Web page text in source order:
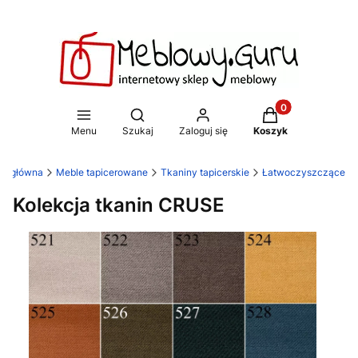
Menu
Otwórz wyszukiwarkę
Szukaj Zaloguj się
Produkty w
Koszyk
główna Meble tapicerowane Tkaniny tapicerskie Łatwoczyszczące
Kolekcja tkanin CRUSE